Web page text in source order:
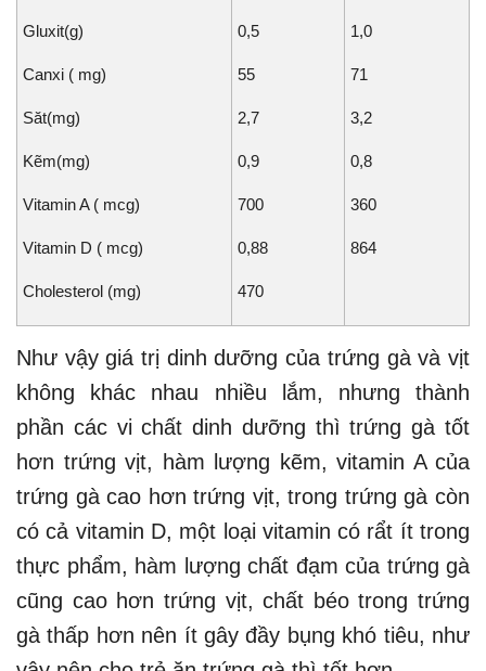
Gluxit(g)
Canxi ( mg)
Săt(mg)
Kẽm(mg)
Vitamin A ( mcg)
Vitamin D ( mcg)
Cholesterol (mg)
0,5
55
2,7
0,9
700
0,88
470
1,0
71
3,2
0,8
360
864
Như vậy giá trị dinh dưỡng của trứng gà và vịt
không khác nhau nhiều lắm, nhưng thành
phần các vi chất dinh dưỡng thì trứng gà tốt
hơn trứng vịt, hàm lượng kẽm, vitamin A của
trứng gà cao hơn trứng vịt, trong trứng gà còn
có cả vitamin D, một loại vitamin có rẩt ít trong
thực phẩm, hàm lượng chất đạm của trứng gà
cũng cao hơn trứng vịt, chất béo trong trứng
gà thấp hơn nên ít gây đầy bụng khó tiêu, như